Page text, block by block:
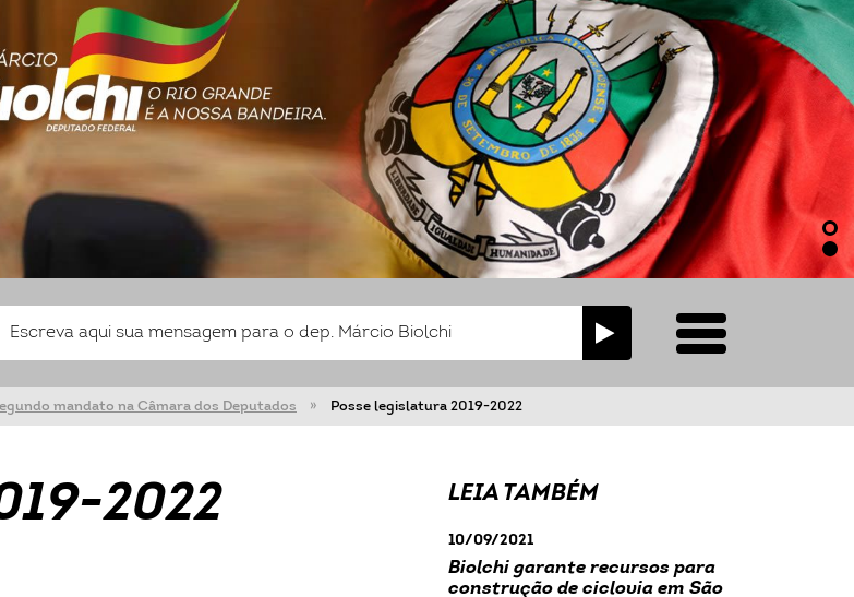
mandato na Câmara dos Deputados Posse legislatura 2019-2022
2022 LEIA TAMBÉM
10/09/2021
Biolchi garante recursos para
construção de ciclovia em São